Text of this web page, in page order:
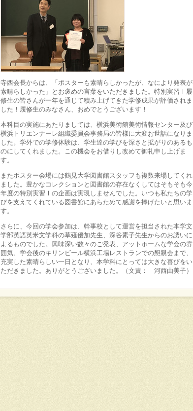
寺西会長からは、「ポスターも素晴らしかったが、なにより発表が
素晴らしかった」とお褒めの言葉をいただきました。特別実習Ⅰ履
修生の皆さんが一年を通じて積み上げてきた学修成果が評価されま
した！履修生のみなさん、おめでとうございます！
本科目の実施にあたりましては、横浜美術館美術情報センター及び
横浜トリエンナーレ組織委員会事務局の皆様に大変お世話になりま
した。学外での学修体験は、学生達の学びを深さと拡がりのあるも
のにしてくれました。この機会をお借りし改めて御礼申し上げま
す。
またポスター会場には鶴見大学図書館スタッフも複数来場してくれ
ました。豊かなコレクションと図書館の存在なくしてはそもそも今
年度の特別実習Ⅰの企画は実現しませんでした。いつも私たちの学
びを支えてくれている図書館にあらためて感謝を捧げたいと思いま
す。
さらに、今回の学会参加は、幹事校として運営を担当された本学文
学部英語英米文学科の草薙優加先生、深谷素子先生からのお誘いに
よるものでした。興味深い数々のご発表、アットホームな学会の雰
囲気、学会後のキリンビール横浜工場レストランでの懇親会まで、
充実した素晴らしい一日となり、本学科にとっては大きな喜びをい
ただきました。ありがとうございました。（文責： 河西由美子）